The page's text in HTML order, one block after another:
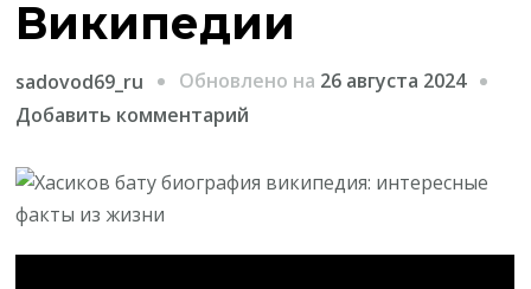
Википедии
sadovod69_ru Обновлено на 26 августа 2024
Добавить комментарий
О